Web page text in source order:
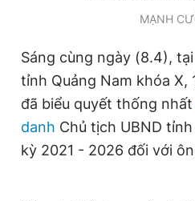
MẠNH
Sáng cùng ngày (8.4),
tỉnh Quảng Nam khóa X,
đã biểu quyết thống nhất
danh Chủ tịch UBND
kỳ 2021 - 2026 đối với